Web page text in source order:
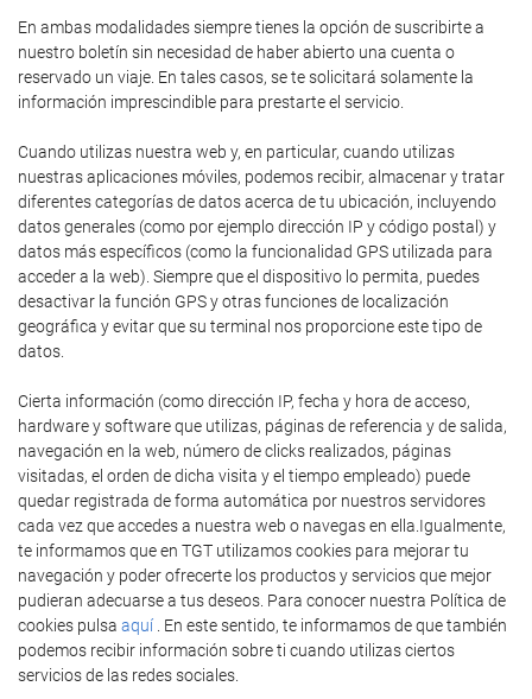
En ambas modalidades siempre tienes la opción de suscribirte a
nuestro boletín sin necesidad de haber abierto una cuenta o
reservado un viaje. En tales casos, se te solicitará solamente la
información imprescindible para prestarte el servicio.
Cuando utilizas nuestra web y, en particular, cuando utilizas
nuestras aplicaciones móviles, podemos recibir, almacenar y tratar
diferentes categorías de datos acerca de tu ubicación, incluyendo
datos generales (como por ejemplo dirección IP y código postal) y
datos más específicos (como la funcionalidad GPS utilizada para
acceder a la web). Siempre que el dispositivo lo permita, puedes
desactivar la función GPS y otras funciones de localización
geográfica y evitar que su terminal nos proporcione este tipo de
datos.
Cierta información (como dirección IP, fecha y hora de acceso,
hardware y software que utilizas, páginas de referencia y de salida,
navegación en la web, número de clicks realizados, páginas
visitadas, el orden de dicha visita y el tiempo empleado) puede
quedar registrada de forma automática por nuestros servidores
cada vez que accedes a nuestra web o navegas en ella.Igualmente,
te informamos que en TGT utilizamos cookies para mejorar tu
navegación y poder ofrecerte los productos y servicios que mejor
pudieran adecuarse a tus deseos. Para conocer nuestra Política de
cookies pulsa aquí . En este sentido, te informamos de que también
podemos recibir información sobre ti cuando utilizas ciertos
servicios de las redes sociales.